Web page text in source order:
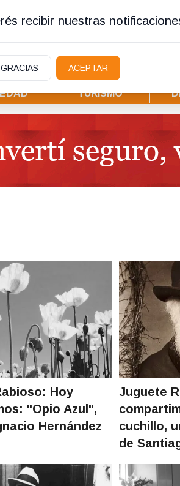
TURISMO
Hoy
"Opio Azul",
Hernández
Juguete
cuchillo,
de
recibir nuestras
ACEPTAR